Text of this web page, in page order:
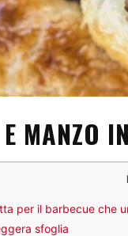
MANZO
per il barbecue che
sfoglia